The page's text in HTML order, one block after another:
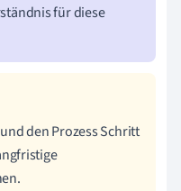
für diese
den Prozess Schritt